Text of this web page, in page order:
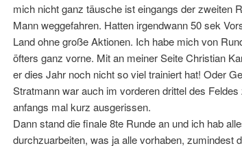
mich nicht ganz täusche ist eingangs der zweiten
Mann weggefahren. Hatten irgendwann 50 sek
Land ohne große Aktionen. Ich habe mich von
öfters ganz vorne. Mit an meiner Seite Christian
er dies Jahr noch nicht so viel trainiert hat! Oder
Stratmann war auch im vorderen drittel des
anfangs mal kurz ausgerissen.
Dann stand die finale 8te Runde an und ich hab
durchzuarbeiten, was ja alle vorhaben, zumindest